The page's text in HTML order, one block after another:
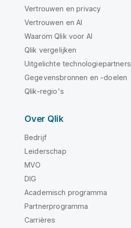
Vertrouwen en privacy
Vertrouwen en AI
Waarom Qlik voor AI
Qlik vergelijken
Uitgelichte technologiepartners
Gegevensbronnen en -doelen
Qlik-regio's
Over Qlik
Bedrijf
Leiderschap
MVO
DIG
Academisch programma
Partnerprogramma
Carrières